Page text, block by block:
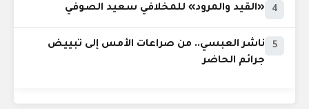
4 «القيد والمرود» للمخلافي سعيد الصوفي
5
ناشر العبسي.. من صراعات الأمس إلى تبييض
جرائم الحاضر